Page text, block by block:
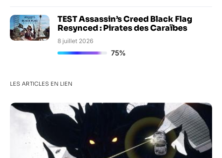
TEST Assassin’s Creed Black Flag
Resynced : Pirates des Caraïbes
8 juillet 2026
75%
LES ARTICLES EN LIEN